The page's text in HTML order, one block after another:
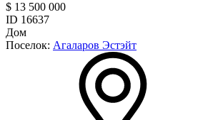
$ 13 500 000
ID 16637
Дом
Поселок: Агаларов Эстэйт